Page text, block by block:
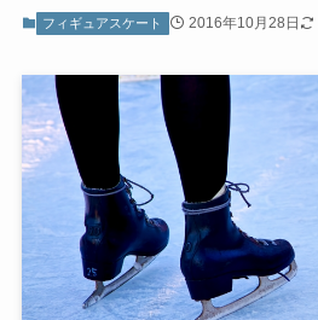
フィギュアスケート 2016年10月28日